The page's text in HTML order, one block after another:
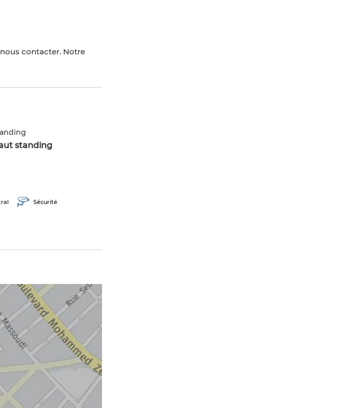
contacter. Notre
standing
Sécurité